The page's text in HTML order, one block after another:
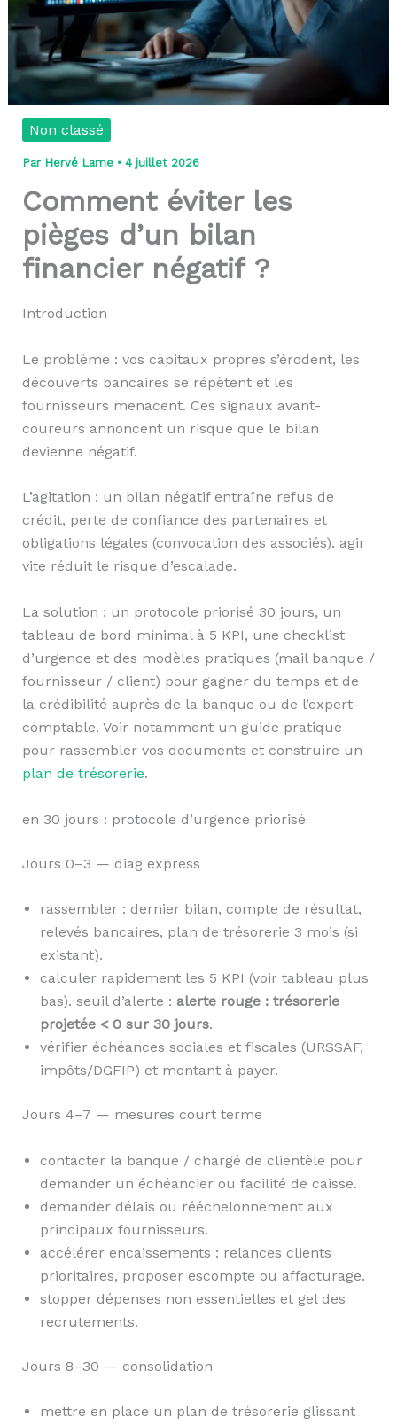
Non classé
Par Hervé Lame • 4 juillet 2026
Comment éviter les
pièges d’un bilan
financier négatif ?
Introduction
Le problème : vos capitaux propres s’érodent, les
découverts bancaires se répètent et les
fournisseurs menacent. Ces signaux avant-
coureurs annoncent un risque que le bilan
devienne négatif.
L’agitation : un bilan négatif entraîne refus de
crédit, perte de confiance des partenaires et
obligations légales (convocation des associés). agir
vite réduit le risque d’escalade.
La solution : un protocole priorisé 30 jours, un
tableau de bord minimal à 5 KPI, une checklist
d’urgence et des modèles pratiques (mail banque /
fournisseur / client) pour gagner du temps et de
la crédibilité auprès de la banque ou de l’expert-
comptable. Voir notamment un guide pratique
pour rassembler vos documents et construire un
plan de trésorerie.
en 30 jours : protocole d’urgence priorisé
Jours 0–3 — diag express
rassembler : dernier bilan, compte de résultat,
relevés bancaires, plan de trésorerie 3 mois (si
existant).
calculer rapidement les 5 KPI (voir tableau plus
bas). seuil d’alerte : alerte rouge : trésorerie
projetée < 0 sur 30 jours.
vérifier échéances sociales et fiscales (URSSAF,
impôts/DGFIP) et montant à payer.
Jours 4–7 — mesures court terme
contacter la banque / chargé de clientèle pour
demander un échéancier ou facilité de caisse.
demander délais ou rééchelonnement aux
principaux fournisseurs.
accélérer encaissements : relances clients
prioritaires, proposer escompte ou affacturage.
stopper dépenses non essentielles et gel des
recrutements.
Jours 8–30 — consolidation
mettre en place un plan de trésorerie glissant